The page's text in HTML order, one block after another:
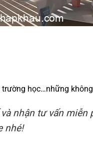
học…những
nhận tư vấn
nhé!